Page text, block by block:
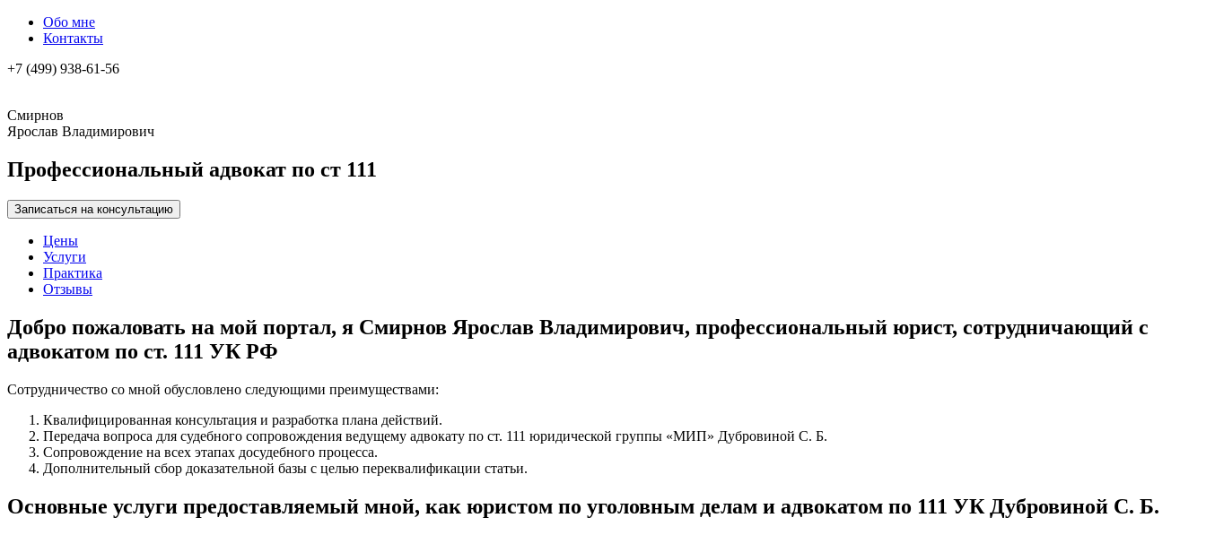
Обо мне
Контакты
+7 (499) 938-61-56
Смирнов
Ярослав Владимирович
Профессиональный адвокат по ст 111
Записаться на консультацию
Цены
Услуги
Практика
Отзывы
Добро пожаловать на мой портал, я Смирнов Ярослав Владимирович, профессиональный юрист, сотрудничающий с
адвокатом по ст. 111 УК РФ
Сотрудничество со мной обусловлено следующими преимуществами:
Квалифицированная консультация и разработка плана действий.
Передача вопроса для судебного сопровождения ведущему адвокату по ст. 111 юридической группы «МИП» Дубровиной С. Б.
Сопровождение на всех этапах досудебного процесса.
Дополнительный сбор доказательной базы с целью переквалификации статьи.
Основные услуги предоставляемый мной, как юристом по уголовным делам и адвокатом по 111 УК Дубровиной С. Б.